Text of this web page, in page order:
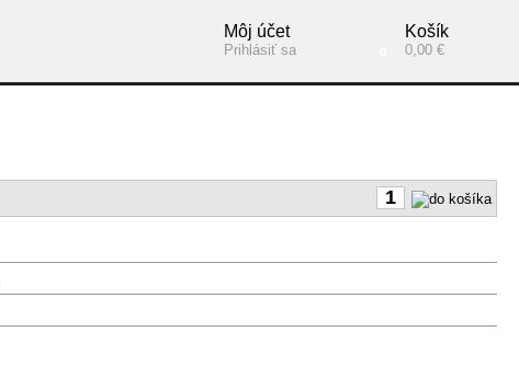
Košík
0,00 €
Môj účet
Prihlásiť sa